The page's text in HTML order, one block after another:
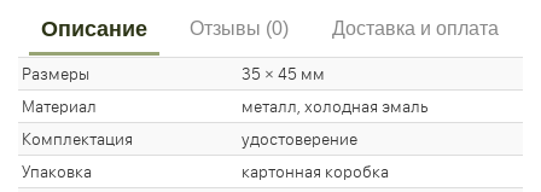
Описание Отзывы (0) Доставка и оплата
Размеры
35 × 45 мм
Материал
металл, холодная эмаль
Комплектация
удостоверение
Упаковка
картонная коробка